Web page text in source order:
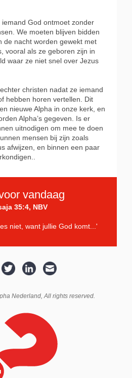
God ontmoet zonder
We moeten blijven bidden
de nacht worden gewekt met
vooral als ze geboren zijn in
waar ze niet snel over Jezus
christen nadat ze iemand
hebben horen vertellen. Dit
nieuwe Alpha in onze kerk, en
Alpha’s gegeven. Is er
uitnodigen om mee te doen
mensen bij zijn zoals
afwijzen, en binnen een paar
vandaag
35:4, NBV
niet, want jullie God komt...'
Nederland, All rights reserved.